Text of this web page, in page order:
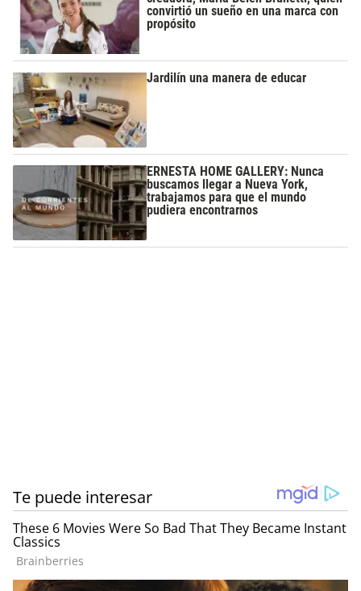
convirtió un sueño en una marca con
propósito
Jardilín una manera de educar
ERNESTA HOME GALLERY: Nunca
buscamos llegar a Nueva York,
trabajamos para que el mundo
pudiera encontrarnos